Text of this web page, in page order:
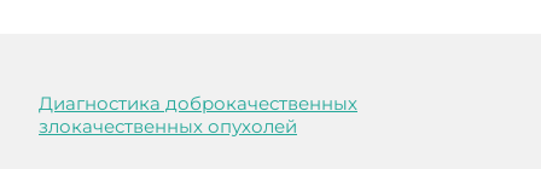
Диагностика доброкачественных
злокачественных опухолей